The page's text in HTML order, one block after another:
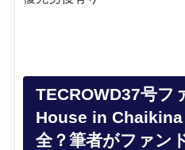
TECROWD37号フ
House in
全？筆者がファン